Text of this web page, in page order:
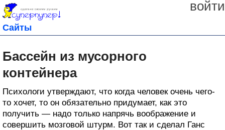
войти
Сайты
Бассейн из мусорного
контейнера
Психологи утверждают, что когда человек очень чего-
то хочет, то он обязательно придумает, как это
получить — надо только напрячь воображение и
совершить мозговой штурм. Вот так и сделал Ганс